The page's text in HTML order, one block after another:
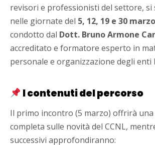
revisori e professionisti del settore, si
nelle giornate del 5, 12, 19 e 30
condotto dal Dott. Bruno Armone
accreditato e formatore esperto in
personale e organizzazione degli enti
I contenuti del percorso
Il primo incontro (5 marzo) offrirà
completa sulle novità del CCNL,
successivi approfondiranno: